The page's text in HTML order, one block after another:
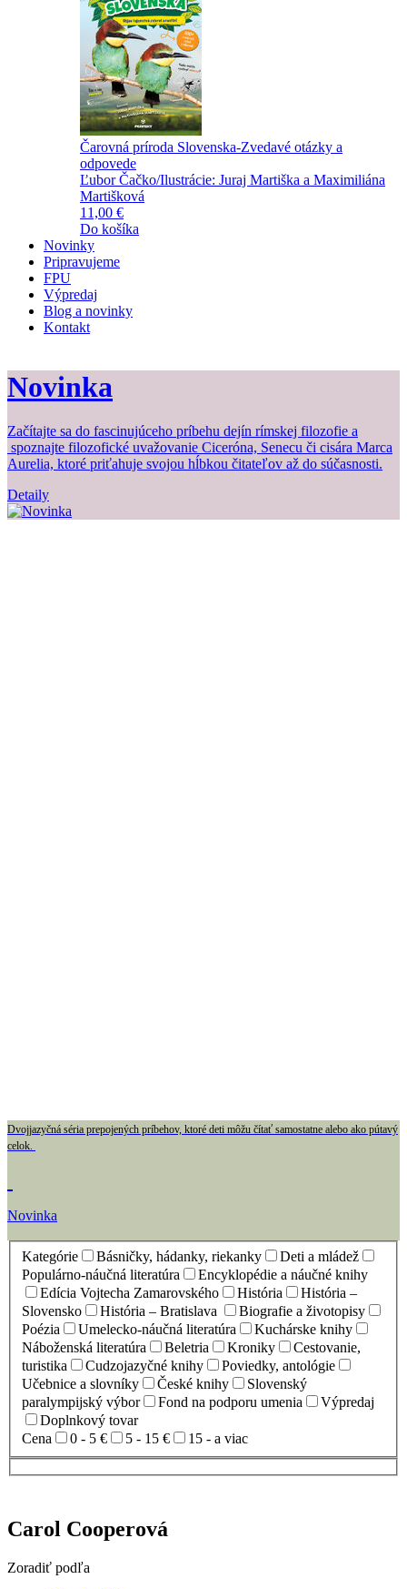
Čarovná príroda Slovenska-Zvedavé otázky a
odpovede
Ľubor Čačko/Ilustrácie: Juraj Martiška a Maximiliána
Martišková
11,00 €
Do košíka
Novinky
Pripravujeme
FPU
Výpredaj
Blog a novinky
Kontakt
Novinka
Začítajte sa do fascinujúceho príbehu dejín rímskej filozofie a
spoznajte filozofické uvažovanie Ciceróna, Senecu či cisára Marca
Aurelia, ktoré priťahuje svojou hĺbkou čitateľov až do súčasnosti.
Detaily
Dvojjazyčná séria prepojených príbehov, ktoré deti môžu čítať samostatne alebo ako pútavý
celok.
Novinka
Kategórie Básničky, hádanky, riekanky
Deti a mládež
Populárno-náučná literatúra
Encyklopédie a náučné knihy
Edícia Vojtecha Zamarovského
História
História –
Slovensko
História – Bratislava
Biografie a životopisy
Poézia
Umelecko-náučná literatúra
Kuchárske knihy
Náboženská literatúra
Beletria Kroniky
Cestovanie,
turistika
Cudzojazyčné knihy
Poviedky, antológie
Učebnice a slovníky
České knihy
Slovenský
paralympijský výbor
Fond na podporu umenia
Výpredaj
Doplnkový tovar
Cena
0 - 5 € 5 - 15 € 15 - a viac
Carol Cooperová
Zoradiť podľa